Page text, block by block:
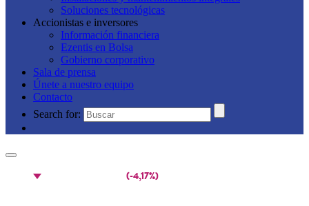
Soluciones tecnológicas
Accionistas e inversores
Información financiera
Ezentis en Bolsa
Gobierno corporativo
Sala de prensa
Únete a nuestro equipo
Contacto
Search for: